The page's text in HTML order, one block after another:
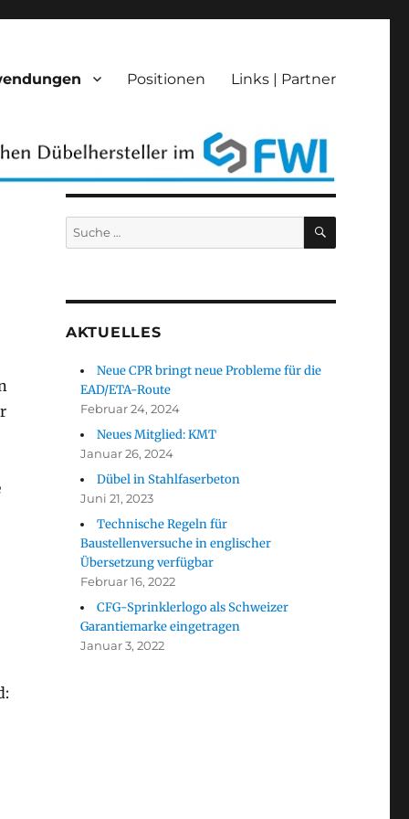
Positionen Links | Partner
Suche
nach:
SUCHEN
AKTUELLES
Neue CPR bringt neue Probleme für die
EAD/ETA-Route
Februar 24, 2024
Neues Mitglied: KMT
Januar 26, 2024
Dübel in Stahlfaserbeton
Juni 21, 2023
Technische Regeln für
Baustellenversuche in englischer
Übersetzung verfügbar
Februar 16, 2022
CFG-Sprinklerlogo als Schweizer
Garantiemarke eingetragen
Januar 3, 2022